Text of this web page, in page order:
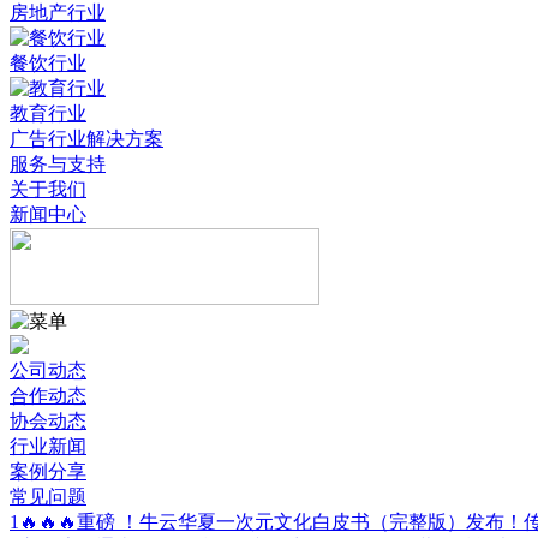
房地产行业
餐饮行业
教育行业
广告行业解决方案
服务与支持
关于我们
新闻中心
公司动态
合作动态
协会动态
行业新闻
案例分享
常见问题
1 🔥🔥🔥重磅 ！牛云华夏一次元文化白皮书（完整版）发布！